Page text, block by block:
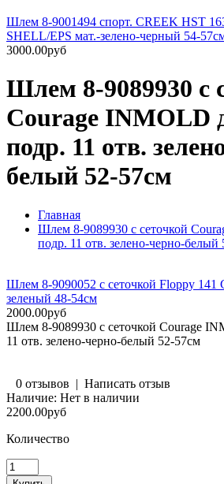
Шлем 8-9001494 спорт. CREEK HST
SHELL/EPS мат.-зелено-черный 54-
3000.00руб
Шлем 8-9089930 с
Courage INMOLD
подр. 11 отв.
белый 52-57см
Главная
Шлем 8-9089930 с сеточкой
подр. 11 отв. зелено-черно-белый
Шлем 8-9090052 с сеточкой Floppy 141
зеленый 48-54см
2000.00руб
Шлем 8-9089930 с сеточкой Courage
11 отв. зелено-черно-белый 52-57см
0 отзывов | Написать отзыв
Наличие: Нет в наличии
2200.00руб
Количество